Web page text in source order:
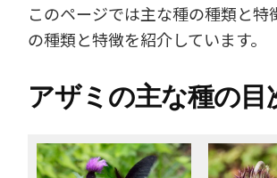
このページでは主な種の種類と特
の種類と特徴を紹介しています。
アザミの主な種の目